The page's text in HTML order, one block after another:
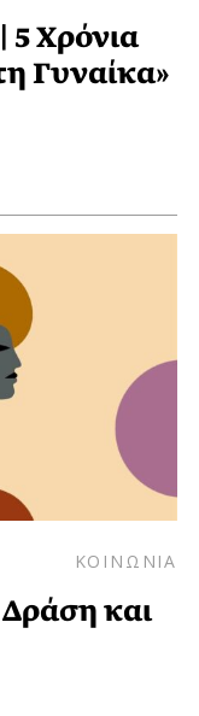
Xρόνια
Γυναίκα»
ΚΟΙΝΩΝΙΑ
και